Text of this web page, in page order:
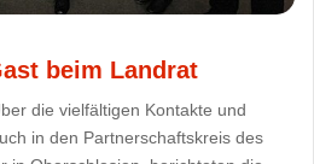
beim Landrat
die vielfältigen Kontakte und
in den Partnerschaftskreis des